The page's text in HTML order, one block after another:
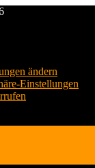
ändern
Einstellungen